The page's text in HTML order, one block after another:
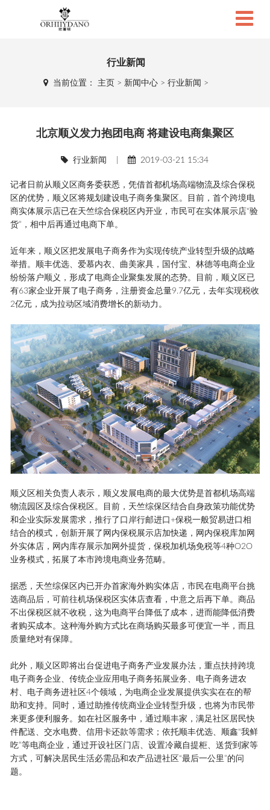
行业新闻
当前位置： 主页 > 新闻中心> 行业新闻 >
北京顺义发力抱团电商 将建设电商集聚区
行业新闻 2019-03-21 15:34
记者日前从顺义区商务委获悉，凭借首都机场高端物流及综合保税
区的优势，顺义区将规划建设电子商务集聚区。目前，首个跨境电
商实体展示店已在天竺综合保税区内开业，市民可在实体展示店“验
货”，相中后再通过电商下单。
近年来，顺义区把发展电子商务作为实现传统产业转型升级的战略
举措。顺丰优选、爱慕内衣、曲美家具，国付宝、林德等电商企业
纷纷落户顺义，形成了电商企业聚集发展的态势。目前，顺义区已
有63家企业开展了电子商务，注册资金总量9.7亿元，去年实现税收
2亿元，成为拉动区域消费增长的新动力。
顺义区相关负责人表示，顺义发展电商的最大优势是首都机场高端
物流园区及综合保税区。目前，天竺综保区结合自身政策功能优势
和企业实际发展需求，推行了口岸行邮进口+保税一般贸易进口相
结合的模式，创新开展了网内保税展示店加快递，网内保税库加网
外实体店，网内库存展示加网外提货，保税加机场免税等4种O2O
业务模式，拓展了本市跨境电商业务范畴。
据悉，天竺综保区内已开办首家海外购实体店，市民在电商平台挑
选商品后，可前往机场保税区实体店查看，中意之后再下单。商品
不出保税区就不收税，这为电商平台降低了成本，进而能降低消费
者购买成本。这种海外购方式比在商场购买最多可便宜一半，而且
质量绝对有保障。
此外，顺义区即将出台促进电子商务产业发展办法，重点扶持跨境
电子商务企业、传统企业应用电子商务拓展业务、电子商务进农
村、电子商务进社区4个领域，为电商企业发展提供实实在在的帮
助和支持。同时，通过助推传统商业企业转型升级，也将为市民带
来更多便利服务。如在社区服务中，通过顺丰家，满足社区居民快
件配送、交水电费、信用卡还款等需求；依托顺丰优选、顺鑫“我鲜
吃”等电商企业，通过开设社区门店、设置冷藏自提柜、送货到家等
方式，可解决居民生活必需品和农产品进社区“最后一公里”的问
题。